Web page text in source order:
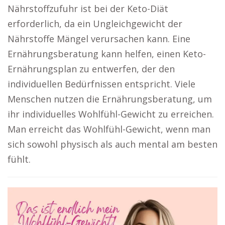
Nährstoffzufuhr ist bei der Keto-Diät
erforderlich, da ein Ungleichgewicht der
Nährstoffe Mängel verursachen kann. Eine
Ernährungsberatung kann helfen, einen Keto-
Ernährungsplan zu entwerfen, der den
individuellen Bedürfnissen entspricht. Viele
Menschen nutzen die Ernährungsberatung, um
ihr individuelles Wohlfühl-Gewicht zu erreichen.
Man erreicht das Wohlfühl-Gewicht, wenn man
sich sowohl physisch als auch mental am besten
fühlt.